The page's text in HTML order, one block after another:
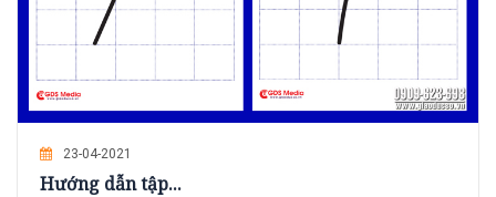
23-04-2021
Hướng dẫn tập...